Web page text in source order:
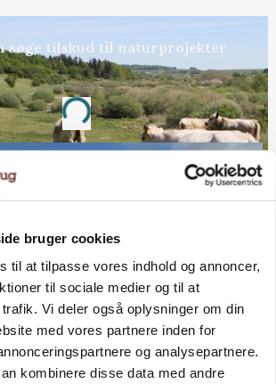
bruger cookies
til at tilpasse vores indhold og annoncer,
til sociale medier og til at
Vi deler også oplysninger om din
med vores partnere inden for
og analysepartnere.
kombinere disse data med andre
søge tilskud til naturprojekter
Annonce
Loading...
kører: Her er efterårets største